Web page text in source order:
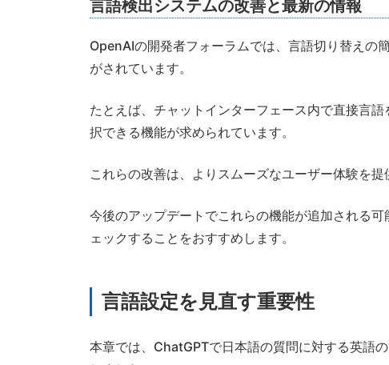
言語検出システムの改善と最新の情報
OpenAIの開発者フォーラムでは、言語切り替えの
がされています。
たとえば、チャットインターフェース内で直接言
択できる機能が求められています。
これらの改善は、よりスムーズなユーザー体験を提
今後のアップデートでこれらの機能が追加される
ェックすることをおすすめします。
言語設定を見直す重要性
本章では、ChatGPTで日本語の質問に対する英語